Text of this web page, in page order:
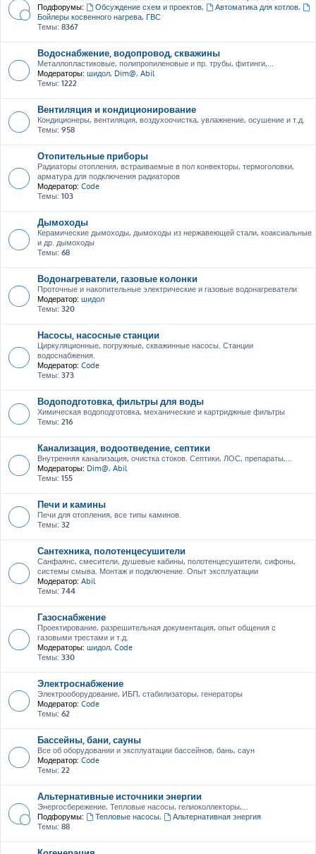
Подфорумы:
Обсуждение схем и проектов, Автоматика для котлов,
Бойлеры косвенного нагрева, ГВС
Темы: 8367
Водоснабжение, водопровод, скважины
Металлопластиковые, полипропиленовые и пр. трубы, фитинги,...
Модераторы: шидол, Dim@, Abil
Темы: 1222
Вентиляция и кондиционирование
Кондиционеры, вентиляция, воздухоочистка, увлажнение, осушение и т.д.
Темы: 958
Отопительные приборы
Радиаторы отопления, встраиваемые в пол конвекторы, термоголовки,
арматура для подключения радиаторов
Модератор: Code
Темы: 103
Дымоходы
Керамические дымоходы, дымоходы из нержавеющей стали, коаксиальные
и др. дымоходы
Темы: 68
Водонагреватели, газовые колонки
Проточные и накопительные электрические и газовые водонагреватели
Модератор: шидол
Темы: 320
Насосы, насосные станции
Циркуляционные, погружные, скважинные насосы. Станции
водоснабжения.
Модератор: Code
Темы: 373
Водоподготовка, фильтры для воды
Химическая водоподготовка, механические и картриджные фильтры
Темы: 216
Канализация, водоотведение, септики
Внутренняя канализация, очистка стоков. Септики, ЛОС, препараты,...
Модераторы: Dim@, Abil
Темы: 155
Печи и камины
Печи для отопления, все типы каминов.
Темы: 32
Сантехника, полотенцесушители
Санфаянс, смесители, душевые кабины, полотенцесушители, сифоны,
системы смыва. Монтаж и подключение. Опыт эксплуатации
Модератор: Abil
Темы: 744
Газоснабжение
Проектирование, разрешительная документация, опыт общения с
газовыми трестами и т.д.
Модераторы: шидол, Code
Темы: 330
Электроснабжение
Электрооборудование, ИБП, стабилизаторы, генераторы
Модератор: Code
Темы: 62
Бассейны, бани, сауны
Все об оборудовании и эксплуатации бассейнов, бань, саун
Модератор: Code
Темы: 22
Альтернативные источники энергии
Энергосбережение, Тепловые насосы, гелиоколлекторы,...
Подфорумы:
Тепловые насосы,
Альтернативная энергия
Темы: 88